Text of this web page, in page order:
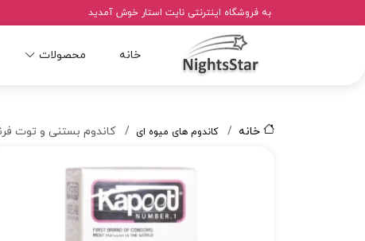
به فروشگاه اینترنتی نایت استار خوش آمدید
خانه محصولات
خانه کاندوم های میوه ای کاندوم بستنی و توت